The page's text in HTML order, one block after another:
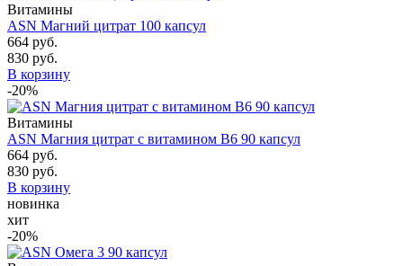
Витамины
ASN Магний цитрат 100 капсул
664 руб.
830 руб.
В корзину
-20%
Витамины
ASN Магния цитрат с витамином B6 90 капсул
664 руб.
830 руб.
В корзину
новинка
хит
-20%